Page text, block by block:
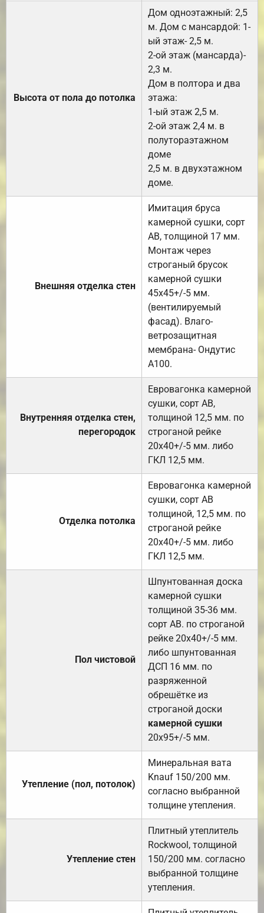
Высота от пола до потолка
Дом одноэтажный: 2,5
м. Дом с мансардой: 1-
ый этаж- 2,5 м.
2-ой этаж (мансарда)-
2,3 м.
Дом в полтора и два
этажа:
1-ый этаж 2,5 м.
2-ой этаж 2,4 м. в
полутораэтажном
доме
2,5 м. в двухэтажном
доме.
Внешняя отделка стен
Имитация бруса
камерной сушки, сорт
АВ, толщиной 17 мм.
Монтаж через
строганый брусок
камерной сушки
45х45+/-5 мм.
(вентилируемый
фасад). Влаго-
ветрозащитная
мембрана- Ондутис
А100.
Внутренняя отделка стен,
перегородок
Евровагонка камерной
сушки, сорт АВ,
толщиной 12,5 мм. по
строганой рейке
20х40+/-5 мм. либо
ГКЛ 12,5 мм.
Отделка потолка
Евровагонка камерной
сушки, сорт АВ
толщиной, 12,5 мм. по
строганой рейке
20х40+/-5 мм. либо
ГКЛ 12,5 мм.
Пол чистовой
Шпунтованная доска
камерной сушки
толщиной 35-36 мм.
сорт АВ. по строганой
рейке 20х40+/-5 мм.
либо шпунтованная
ДСП 16 мм. по
разряженной
обрешётке из
строганой доски
камерной сушки
20х95+/-5 мм.
Утепление (пол, потолок)
Минеральная вата
Knauf 150/200 мм.
согласно выбранной
толщине утепления.
Утепление стен
Плитный утеплитель
Rockwool, толщиной
150/200 мм. согласно
выбранной толщине
утепления.